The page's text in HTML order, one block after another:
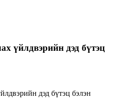
үйлдвэрийн дэд бүтэц